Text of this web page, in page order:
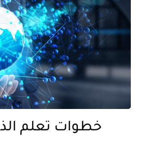
خطوات تعلم